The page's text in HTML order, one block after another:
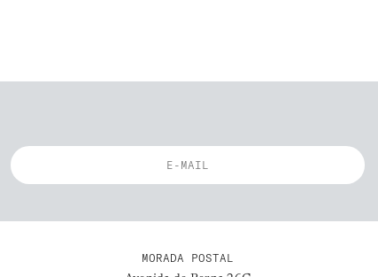
MORADA POSTAL